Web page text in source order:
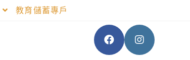
教育儲蓄專戶